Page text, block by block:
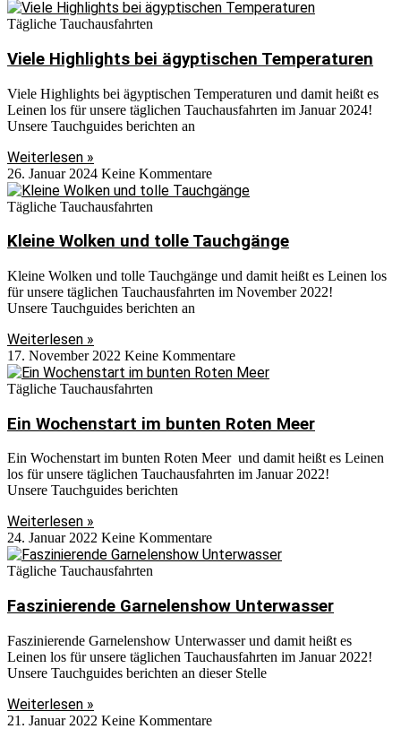
Tägliche Tauchausfahrten
Viele Highlights bei ägyptischen Temperaturen
Viele Highlights bei ägyptischen Temperaturen und damit heißt es
Leinen los für unsere täglichen Tauchausfahrten im Januar 2024!
Unsere Tauchguides berichten an
Weiterlesen »
26. Januar 2024 Keine Kommentare
Tägliche Tauchausfahrten
Kleine Wolken und tolle Tauchgänge
Kleine Wolken und tolle Tauchgänge und damit heißt es Leinen los
für unsere täglichen Tauchausfahrten im November 2022!
Unsere Tauchguides berichten an
Weiterlesen »
17. November 2022 Keine Kommentare
Tägliche Tauchausfahrten
Ein Wochenstart im bunten Roten Meer
Ein Wochenstart im bunten Roten Meer und damit heißt es Leinen
los für unsere täglichen Tauchausfahrten im Januar 2022!
Unsere Tauchguides berichten
Weiterlesen »
24. Januar 2022 Keine Kommentare
Tägliche Tauchausfahrten
Faszinierende Garnelenshow Unterwasser
Faszinierende Garnelenshow Unterwasser und damit heißt es
Leinen los für unsere täglichen Tauchausfahrten im Januar 2022!
Unsere Tauchguides berichten an dieser Stelle
Weiterlesen »
21. Januar 2022 Keine Kommentare